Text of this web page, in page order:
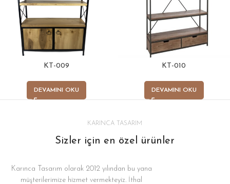
KT-009
DEVAMINI OKU
KT-010
DEVAMINI OKU
KARINCA TASARIM
Sizler için en özel ürünler
Karınca Tasarım olarak 2012 yılından bu yana
müşterilerimize hizmet vermekteyiz. İthal